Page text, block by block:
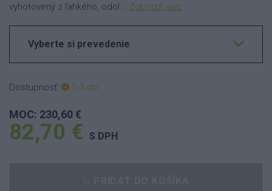
vyhotovený z ľahkého, odol... Zobraziť viac
Vyberte si prevedenie
Dostupnosť: 1-3 dní
MOC: 230,60 €
82,70 € S DPH